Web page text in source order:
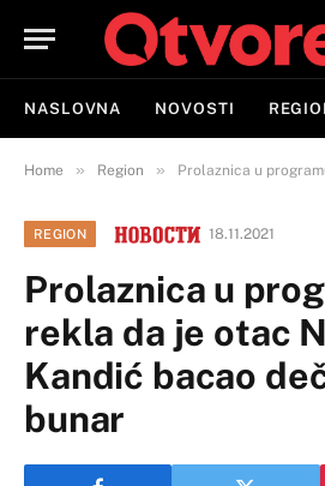
NASLOVNA NOVOSTI
Home » Region » Prolaznica u programu uživo rekla
REGION 18.11.2021
Prolaznica u
rekla da je otac
Kandić bacao
bunar